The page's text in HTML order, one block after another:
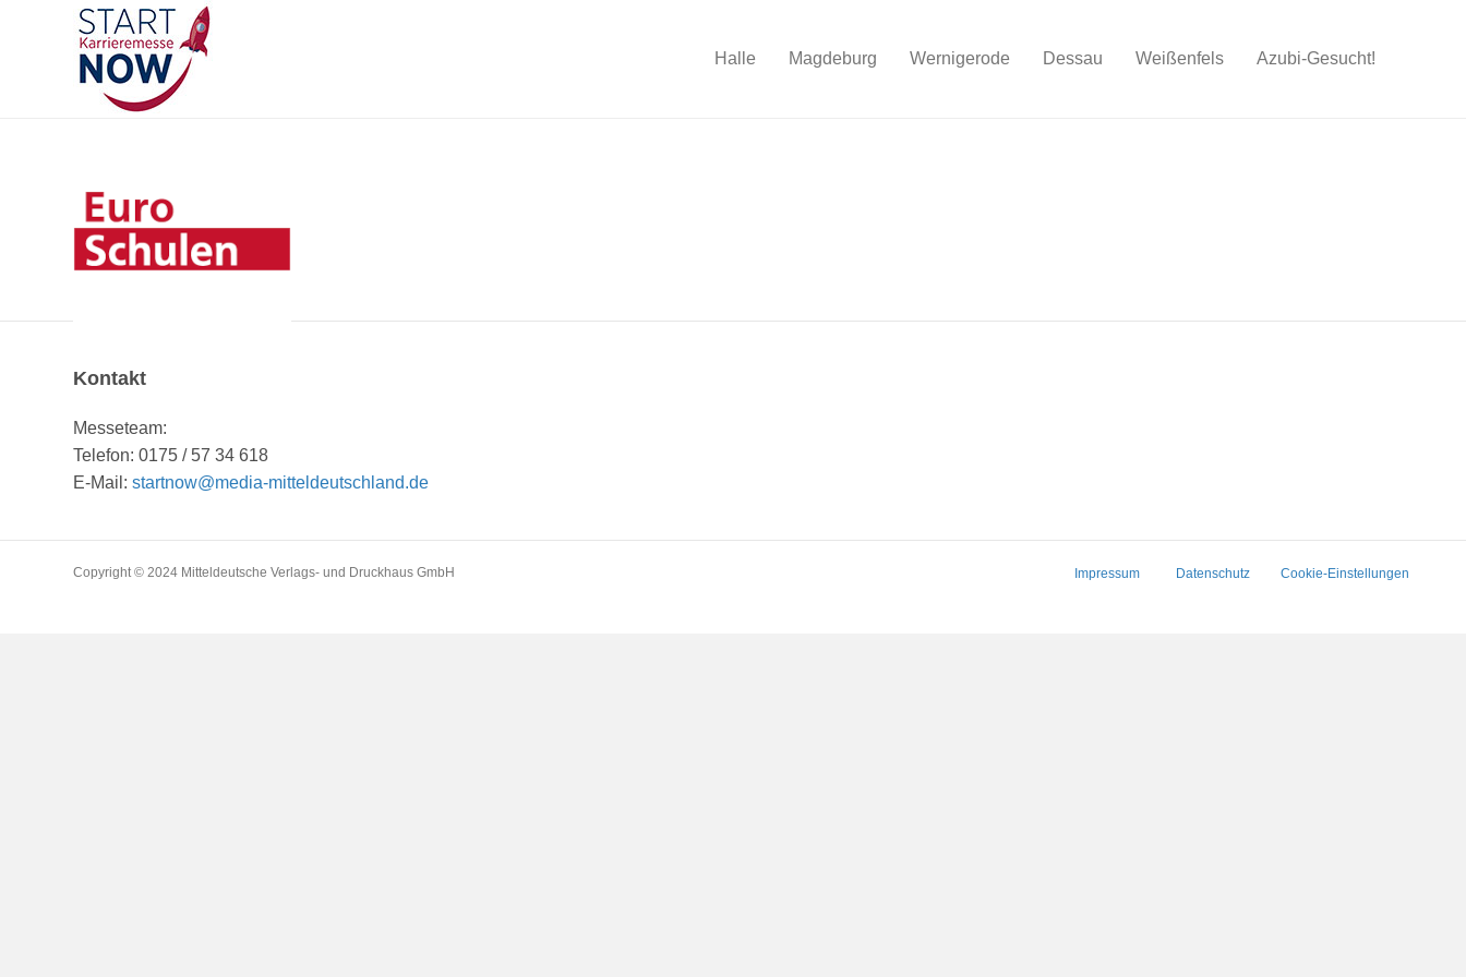
Halle Magdeburg Wernigerode Dessau Weißenfels Azubi-Gesucht!
Kontakt
Messeteam:
Telefon: 0175 / 57 34 618
E-Mail:startnow@media-mitteldeutschland.de
Copyright © 2024 Mitteldeutsche Verlags- und Druckhaus GmbH Impressum Datenschutz Cookie-Einstellungen